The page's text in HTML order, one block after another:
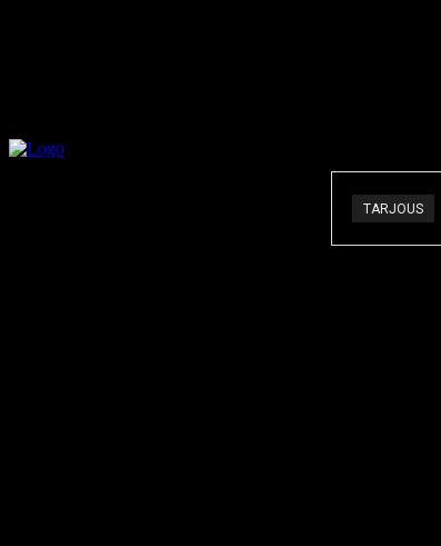
TARJOUS